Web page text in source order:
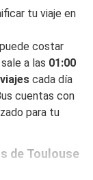
tu viaje en
costar
a las 01:00
cada día
cuentas con
para tu
de Toulouse